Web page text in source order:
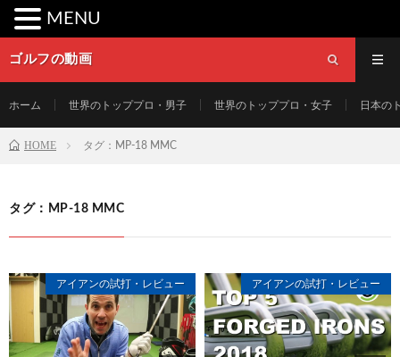
ゴルフの動画
ホーム 世界のトッププロ・男子 世界のトッププロ・女子 日本の
HOME タグ：MP-18 MMC
タグ：MP-18 MMC
アイアンの試打・レビュー アイアンの試打・レビュー
MENU